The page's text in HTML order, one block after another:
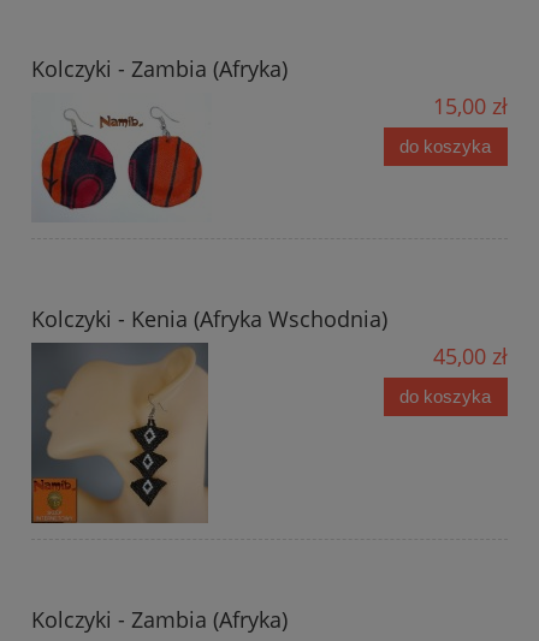
Kolczyki - Zambia (Afryka)
15,00 zł
do koszyka
Kolczyki - Kenia (Afryka Wschodnia)
45,00 zł
do koszyka
Kolczyki - Zambia (Afryka)